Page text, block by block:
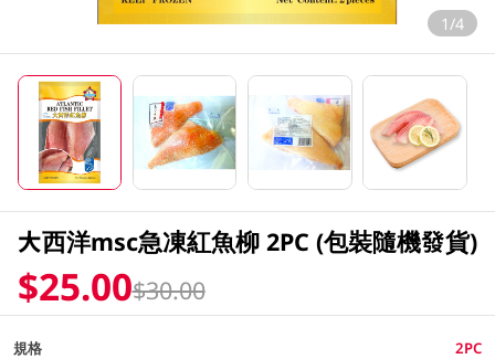
1/4
大西洋msc急凍紅魚柳 2PC (包裝隨機發貨)
$25.00$30.00
規格 2PC